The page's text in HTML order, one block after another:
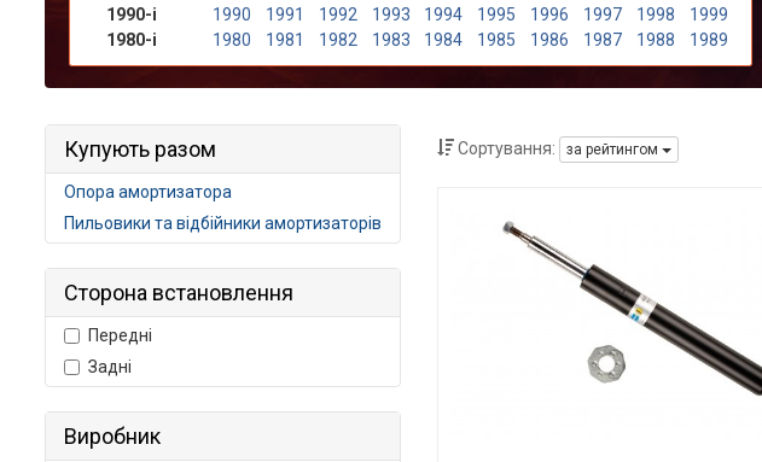
1990-і
1990 1991 1992 1993 1994 1995 1996 1997 1998
1999
1980-і
1980 1981 1982 1983 1984 1985 1986 1987 1988 1989
Купують разом
Опора амортизатора
Пильовики та відбійники амортизаторів
Сторона встановлення
Передні
Задні
Виробник
Сортування: за рейтингом